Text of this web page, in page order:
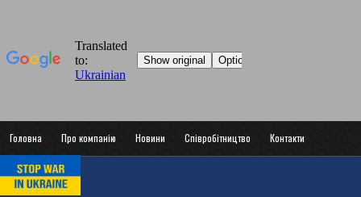
Головна Про компанію Новини Співробітництво Контакти